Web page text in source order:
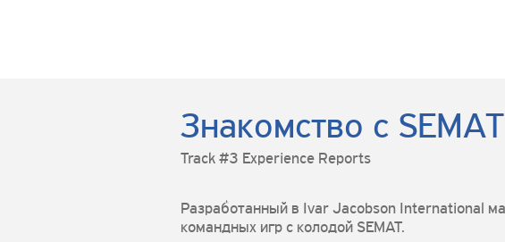
Знакомство с
Track #3 Experience Reports
Разработанный в Ivar Jacobson International
командных игр с колодой SEMAT.